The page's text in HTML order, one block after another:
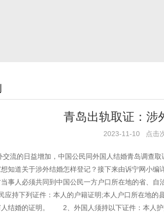
青岛出轨取证：涉
2023-11-10 点击
流的日益增加，中国公民同外国人结婚青岛调查
想知道关于涉外结婚怎样登记？接下来由诉宁
事人必须共同到中国公民一方户口所在地的省
下列证件：本人的户籍证明;本人户口所在地的
人结婚的证明。 2、外国人须持以下证件：本人